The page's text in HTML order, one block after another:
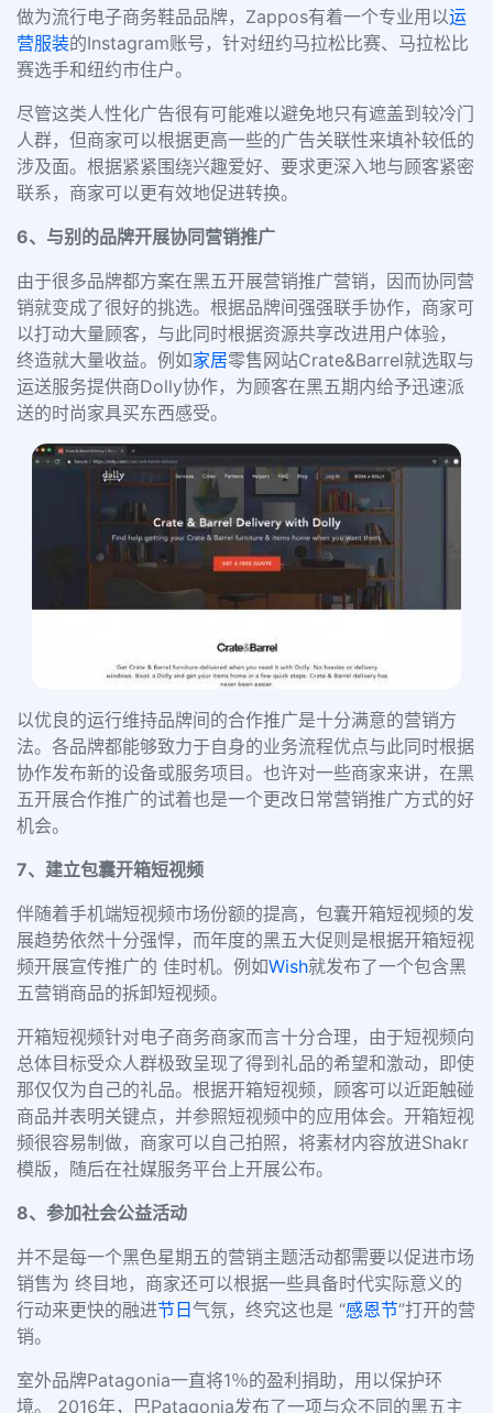
做为流行电子商务鞋品品牌，Zappos有着一个专业用以运
营服装的Instagram账号，针对纽约马拉松比赛、马拉松比
赛选手和纽约市住户。
尽管这类人性化广告很有可能难以避免地只有遮盖到较冷门
人群，但商家可以根据更高一些的广告关联性来填补较低的
涉及面。根据紧紧围绕兴趣爱好、要求更深入地与顾客紧密
联系，商家可以更有效地促进转换。
6、与别的品牌开展协同营销推广
由于很多品牌都方案在黑五开展营销推广营销，因而协同营
销就变成了很好的挑选。根据品牌间强强联手协作，商家可
以打动大量顾客，与此同时根据资源共享改进用户体验，
终造就大量收益。例如家居零售网站Crate&Barrel就选取与
运送服务提供商Dolly协作，为顾客在黑五期内给予迅速派
送的时尚家具买东西感受。
以优良的运行维持品牌间的合作推广是十分满意的营销方
法。各品牌都能够致力于自身的业务流程优点与此同时根据
协作发布新的设备或服务项目。也许对一些商家来讲，在黑
五开展合作推广的试着也是一个更改日常营销推广方式的好
机会。
7、建立包囊开箱短视频
伴随着手机端短视频市场份额的提高，包囊开箱短视频的发
展趋势依然十分强悍，而年度的黑五大促则是根据开箱短视
频开展宣传推广的 佳时机。例如Wish就发布了一个包含黑
五营销商品的拆卸短视频。
开箱短视频针对电子商务商家而言十分合理，由于短视频向
总体目标受众人群极致呈现了得到礼品的希望和激动，即使
那仅仅为自己的礼品。根据开箱短视频，顾客可以近距触碰
商品并表明关键点，并参照短视频中的应用体会。开箱短视
频很容易制做，商家可以自己拍照，将素材内容放进Shakr
模版，随后在社媒服务平台上开展公布。
8、参加社会公益活动
并不是每一个黑色星期五的营销主题活动都需要以促进市场
销售为 终目地，商家还可以根据一些具备时代实际意义的
行动来更快的融进节日气氛，终究这也是 “感恩节”打开的营
销。
室外品牌Patagonia一直将1％的盈利捐助，用以保护环
境。 2016年，巴Patagonia发布了一项与众不同的黑五主